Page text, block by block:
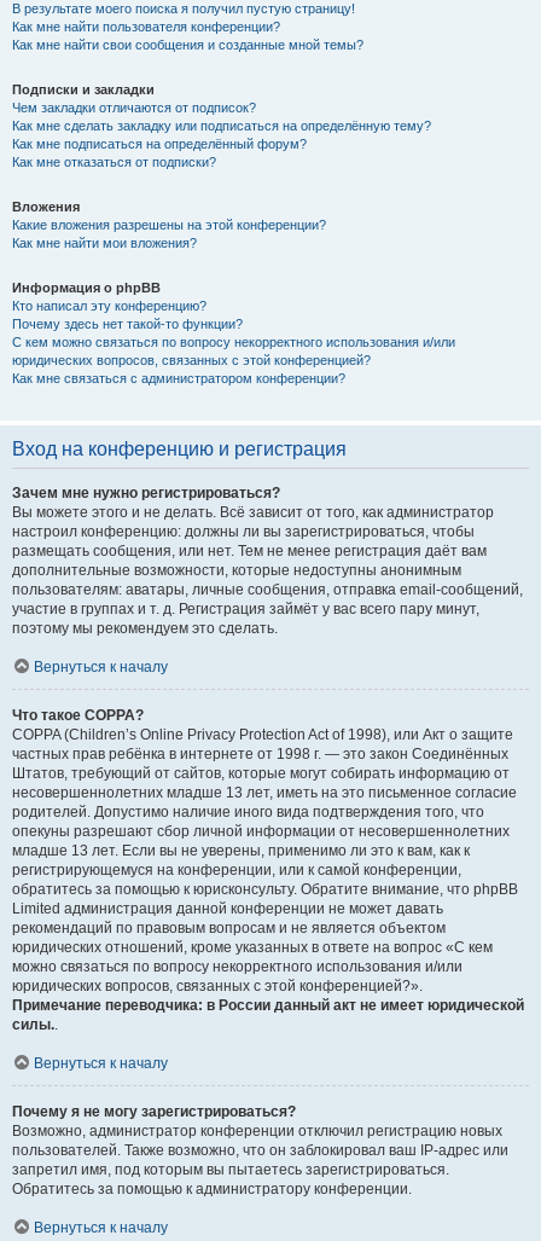
В результате моего поиска я получил пустую страницу!
Как мне найти пользователя конференции?
Как мне найти свои сообщения и созданные мной темы?
Подписки и закладки
Чем закладки отличаются от подписок?
Как мне сделать закладку или подписаться на определённую тему?
Как мне подписаться на определённый форум?
Как мне отказаться от подписки?
Вложения
Какие вложения разрешены на этой конференции?
Как мне найти мои вложения?
Информация о phpBB
Кто написал эту конференцию?
Почему здесь нет такой-то функции?
С кем можно связаться по вопросу некорректного использования и/или
юридических вопросов, связанных с этой конференцией?
Как мне связаться с администратором конференции?
Вход на конференцию и регистрация
Зачем мне нужно регистрироваться?
Вы можете этого и не делать. Всё зависит от того, как администратор
настроил конференцию: должны ли вы зарегистрироваться, чтобы
размещать сообщения, или нет. Тем не менее регистрация даёт вам
дополнительные возможности, которые недоступны анонимным
пользователям: аватары, личные сообщения, отправка email-сообщений,
участие в группах и т. д. Регистрация займёт у вас всего пару минут,
поэтому мы рекомендуем это сделать.
Вернуться к началу
Что такое COPPA?
COPPA (Children’s Online Privacy Protection Act of 1998), или Акт о защите
частных прав ребёнка в интернете от 1998 г. — это закон Соединённых
Штатов, требующий от сайтов, которые могут собирать информацию от
несовершеннолетних младше 13 лет, иметь на это письменное согласие
родителей. Допустимо наличие иного вида подтверждения того, что
опекуны разрешают сбор личной информации от несовершеннолетних
младше 13 лет. Если вы не уверены, применимо ли это к вам, как к
регистрирующемуся на конференции, или к самой конференции,
обратитесь за помощью к юрисконсульту. Обратите внимание, что phpBB
Limited администрация данной конференции не может давать
рекомендаций по правовым вопросам и не является объектом
юридических отношений, кроме указанных в ответе на вопрос «С кем
можно связаться по вопросу некорректного использования и/или
юридических вопросов, связанных с этой конференцией?».
Примечание переводчика: в России данный акт не имеет юридической
силы..
Вернуться к началу
Почему я не могу зарегистрироваться?
Возможно, администратор конференции отключил регистрацию новых
пользователей. Также возможно, что он заблокировал ваш IP-адрес или
запретил имя, под которым вы пытаетесь зарегистрироваться.
Обратитесь за помощью к администратору конференции.
Вернуться к началу